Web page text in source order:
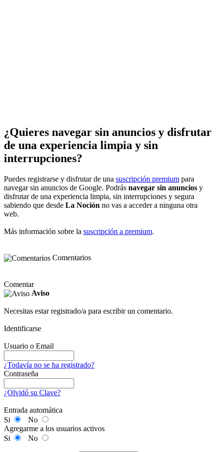
¿Quieres navegar sin anuncios y disfrutar
de una experiencia limpia y sin
interrupciones?
Puedes registrarse y disfrutar de una suscripción premium para
navegar sin anuncios de Google. Podrás navegar sin anuncios y
disfrutar de una experiencia limpia, sin interrupciones y segura
sabiendo que desde La Noción no vas a acceder a ninguna otra
web.
Más información sobre la suscripción a premium.
Comentarios
Comentar
Aviso
Necesitas estar registrado/a para escribir un comentario.
Identificarse
Usuario o Email
¿Todavía no se ha registrado?
Contraseña
¿Olvidó su Clave?
Entrada automática
Si
No
Agregarme a los usuarios activos
Si
No